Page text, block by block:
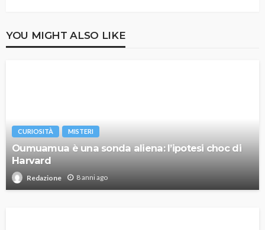
YOU MIGHT ALSO LIKE
CURIOSITÀ MISTERI
Oumuamua è una sonda aliena: l’ipotesi choc di
Harvard
Redazione 8 anni ago